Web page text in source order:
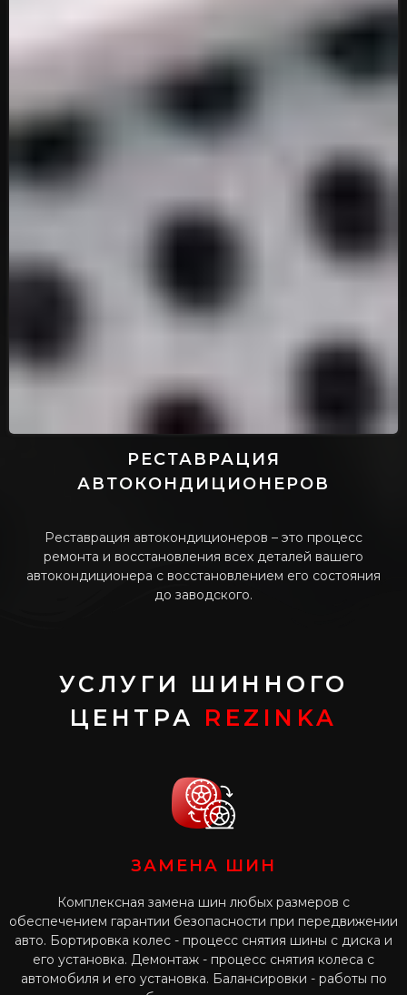
РЕСТАВРАЦИЯ
АВТОКОНДИЦИОНЕРОВ
Реставрация автокондиционеров – это процесс
ремонта и восстановления всех деталей вашего
автокондиционера с восстановлением его состояния
до заводского.
УСЛУГИ ШИННОГО
ЦЕНТРА REZINKA
ЗАМЕНА ШИН
Комплексная замена шин любых размеров с
обеспечением гарантии безопасности при передвижении
авто. Бортировка колес - процесс снятия шины с диска и
его установка. Демонтаж - процесс снятия колеса с
автомобиля и его установка. Балансировки - работы по